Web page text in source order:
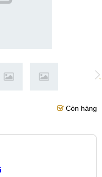
Còn hàng